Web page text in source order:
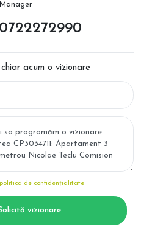
Manager
0722272990
acum o vizionare
politica de confidențialitate
vizionare